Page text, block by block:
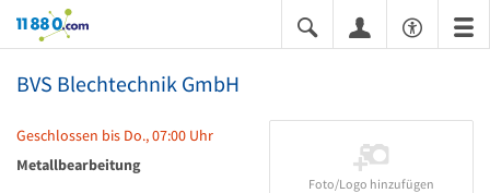
11880.com
BVS Blechtechnik GmbH
Geschlossen bis Do., 07:00 Uhr
Metallbearbeitung
Foto/Logo hinzufügen